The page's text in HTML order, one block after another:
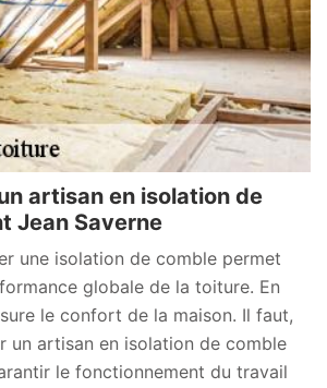
artisan en isolation de
Jean Saverne
une isolation de comble permet
globale de la toiture. En
le confort de la maison. Il faut,
un artisan en isolation de comble
le fonctionnement du travail